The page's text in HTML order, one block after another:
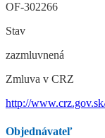
OF-302266
Stav
zazmluvnená
Zmluva v CRZ
http://
Objednávateľ